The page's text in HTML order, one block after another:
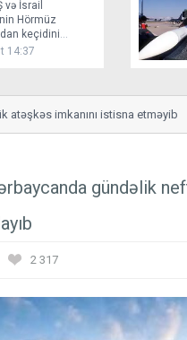
və İsrail
Hörmüz
keçidini
14:37
imkanını istisna etməyib
gündəlik
2 317